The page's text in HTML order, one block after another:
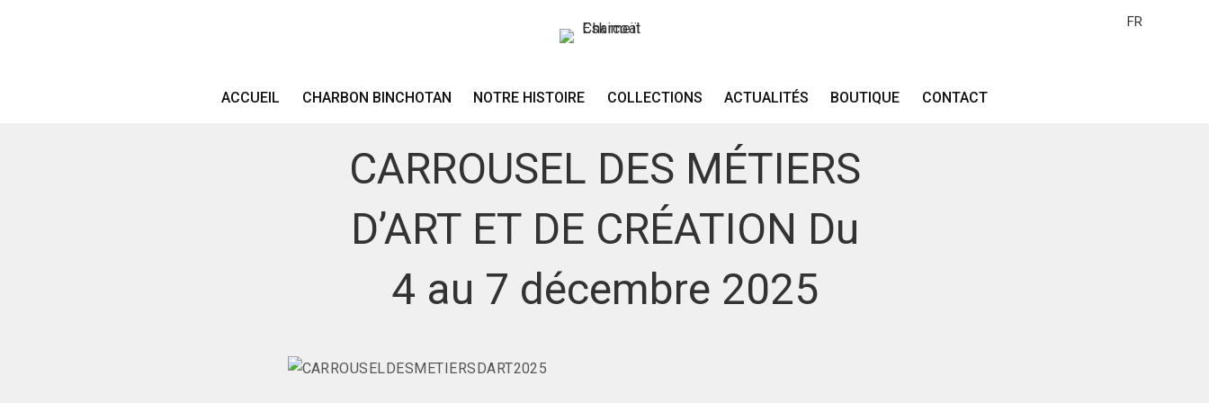
FR
ACCUEIL CHARBON BINCHOTAN NOTRE HISTOIRE COLLECTIONS ACTUALITÉS BOUTIQUE CONTACT
DESIGN CONTEMPORAIN . EVENEMENT CULTUREL . EXPOSITION-VENTES
CARROUSEL DES MÉTIERS
D’ART ET DE CRÉATION Du
4 au 7 décembre 2025